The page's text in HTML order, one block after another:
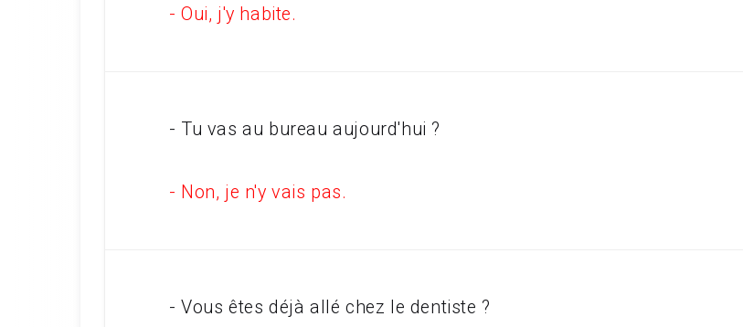
- Oui, j'y habite.
- Tu vas au bureau aujourd'hui ?
- Non, je n'y vais pas.
- Vous êtes déjà allé chez le dentiste ?